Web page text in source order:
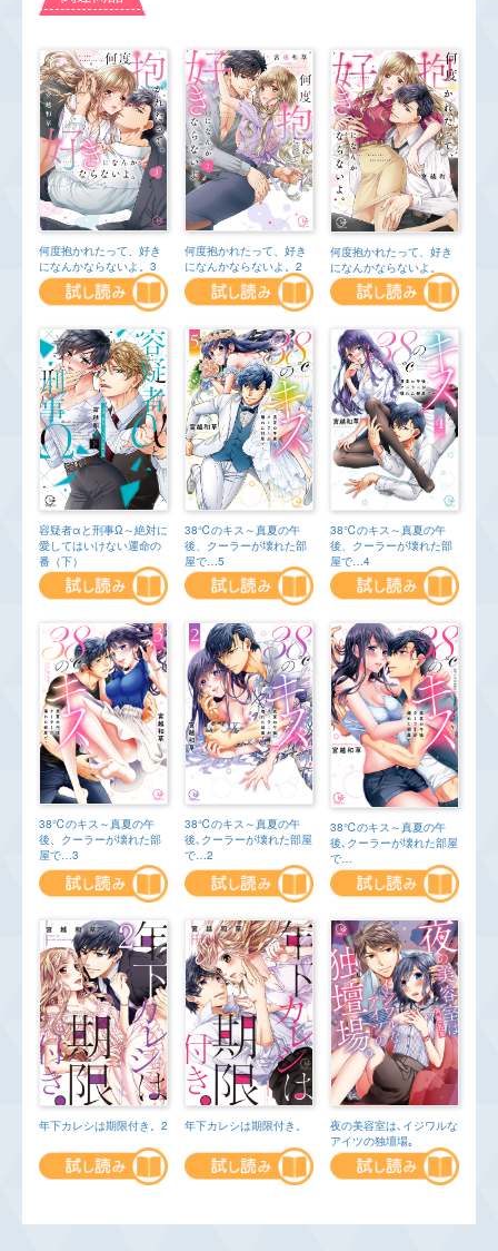
何度抱かれたって、好き
になんかならないよ。3
何度抱かれたって、好き
になんかならないよ。2
何度抱かれたって、好き
になんかならないよ。
容疑者αと刑事Ω～絶対に
愛してはいけない運命の
番（下）
38℃のキス～真夏の午
後、クーラーが壊れた部
屋で…5
38℃のキス～真夏の午
後、クーラーが壊れた部
屋で…4
38℃のキス～真夏の午
後、クーラーが壊れた部
屋で…3
38℃のキス～真夏の午
後､クーラーが壊れた部屋
で…2
38℃のキス～真夏の午
後､クーラーが壊れた部屋
で…
年下カレシは期限付き。2 年下カレシは期限付き。
夜の美容室は､イジワルな
アイツの独壇場｡